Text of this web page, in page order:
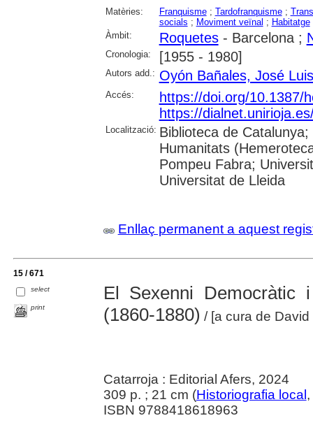
Matèries: Franquisme; Tardofranquisme;
socials ; Moviment veïnal ; Habitatge
Àmbit:
Roquetes- Barcelona ;
Cronologia: [1955 - 1980]
Autors add.: Oyón Bañales, José Luis
Accés:
https://doi.org/10.1387/
https://
Localització: Biblioteca de
Humanitats
Pompeu Fabra;
Universitat de Lleida
Enllaç permanent a aquest
15 / 671
select
print
El Sexenni
(1860-1880) / [a cura de
Catarroja : Editorial Afers, 2024
309 p. ; 21 cm (Historiografia local
ISBN 9788418618963